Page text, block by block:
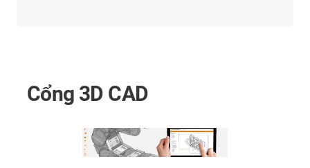
Cổng 3D CAD